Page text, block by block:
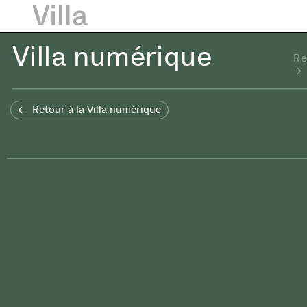
Villa numérique
Retour à la Villa numérique